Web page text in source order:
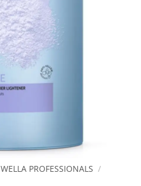
WELLA PROFESSIONALS /